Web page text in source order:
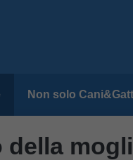
Non solo